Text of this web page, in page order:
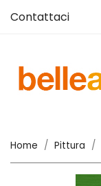
Contattaci
Home Pittura